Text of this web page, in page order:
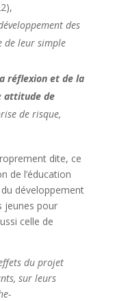
des
de leur simple
réflexion et de la
attitude de
de risque,
dite, ce
de l’éducation
développement
jeunes pour
celle de
du projet
sur leurs